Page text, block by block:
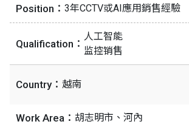
Position： 3年CCTV或AI應用銷售經驗
Qualification：
人工智能
监控销售
Country： 越南
Work Area： 胡志明市、河內